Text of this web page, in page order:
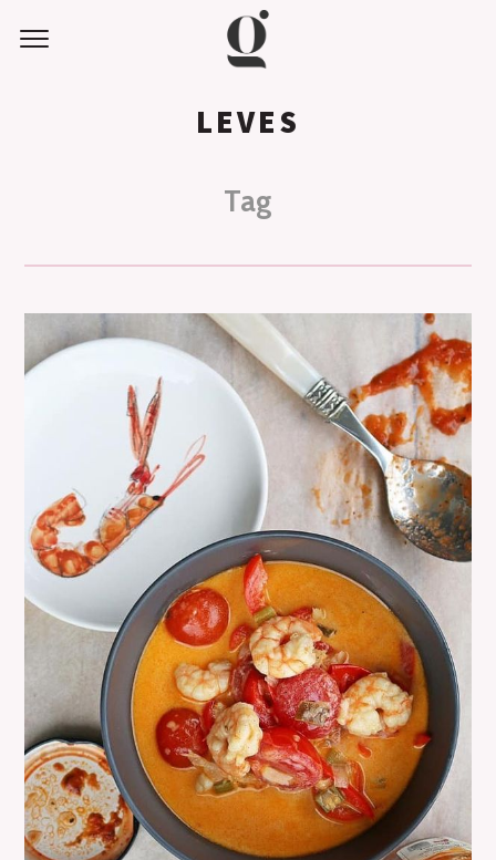
LEVES
Tag